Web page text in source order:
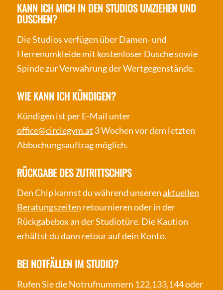
KANN ICH MICH IN DEN STUDIOS UMZIEHEN UND
DUSCHEN?
Die Studios verfügen über Damen- und
Herrenumkleide mit kostenloser Dusche sowie
Spinde zur Verwahrung der Wertgegenstände.
WIE KANN ICH KÜNDIGEN?
Kündigen ist per E-Mail unter
office@circlegym.at 3 Wochen vor dem letzten
Abbuchungsauftrag möglich.
RÜCKGABE DES ZUTRITTSCHIPS
Den Chip kannst du während unserenaktuellen
Beratungszeiten retournieren oder in der
Rückgabebox an der Studiotüre. Die Kaution
erhältst du dann retour auf dein Konto.
BEI NOTFÄLLEN IM STUDIO?
Rufen Sie die Notrufnummern 122,133,144 oder